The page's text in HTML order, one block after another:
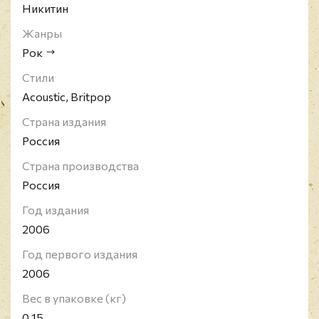
Никитин
Жанры
Рок
Стили
Acoustic, Britpop
Страна издания
Россия
Страна производства
Россия
Год издания
2006
Год первого издания
2006
Вес в упаковке (кг)